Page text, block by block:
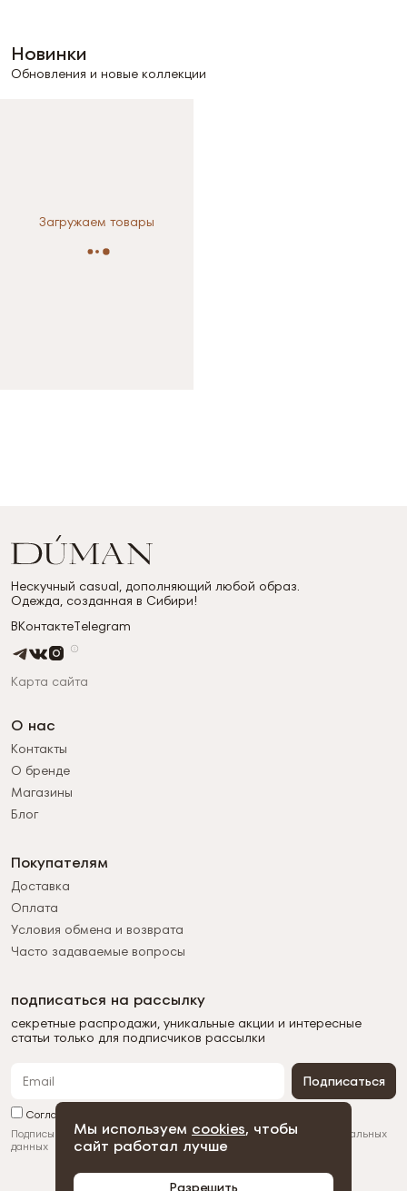
Мы используем cookies, чтобы
сайт работал лучше
Разрешить
Новинки
Обновления и новые коллекции
Загружаем товары
Нескучный casual, дополняющий любой образ.
Одежда, созданная в Сибири!
ВКонтактеTelegram
Карта сайта
О нас
Контакты
О бренде
Магазины
Блог
Покупателям
Доставка
Оплата
Условия обмена и возврата
Часто задаваемые вопросы
подписаться на рассылку
секретные распродажи, уникальные акции и интересные
статьи только для подписчиков рассылки
Подписаться
Согласен с обработкой персональных данных
Подписываясь на рассылку, вы соглашаетесь с обработкой персональных
данных